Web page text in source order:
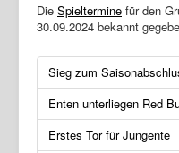
Die Spieltermine für den
30.09.2024 bekannt
Sieg zum
Enten unterliegen Red
Erstes Tor für Jungente